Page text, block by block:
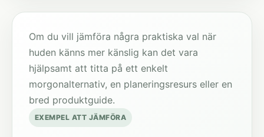
Om du vill jämföra några praktiska val när
huden känns mer känslig kan det vara
hjälpsamt att titta på ett enkelt
morgonalternativ, en planeringsresurs eller en
bred produktguide.
EXEMPEL ATT JÄMFÖRA